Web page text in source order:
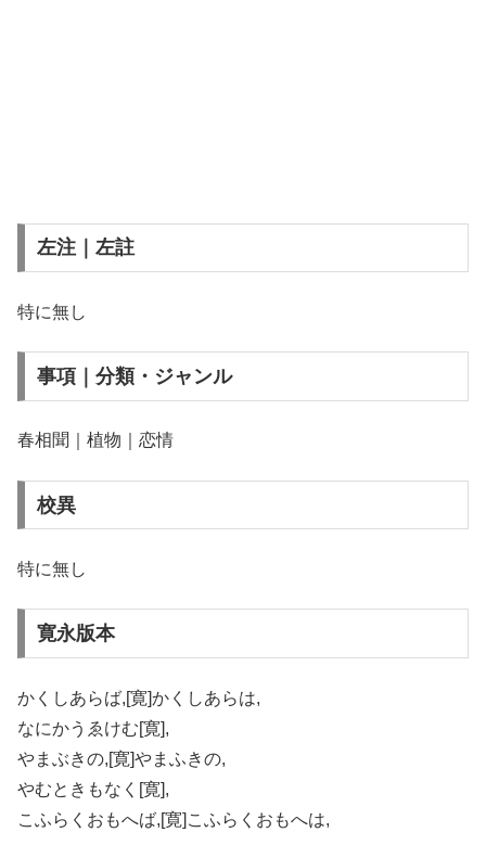
左注｜左註
特に無し
事項｜分類・ジャンル
春相聞｜植物｜恋情
校異
特に無し
寛永版本
かくしあらば,[寛]かくしあらは,
なにかうゑけむ[寛],
やまぶきの,[寛]やまふきの,
やむときもなく[寛],
こふらくおもへば,[寛]こふらくおもへは,